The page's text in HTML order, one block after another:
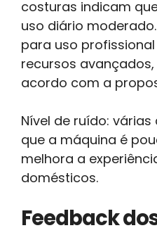
costuras indicam
uso diário
para uso
recursos
acordo com a
Nível de ruído:
que a máquina é
melhora a
domésticos.
Feedback